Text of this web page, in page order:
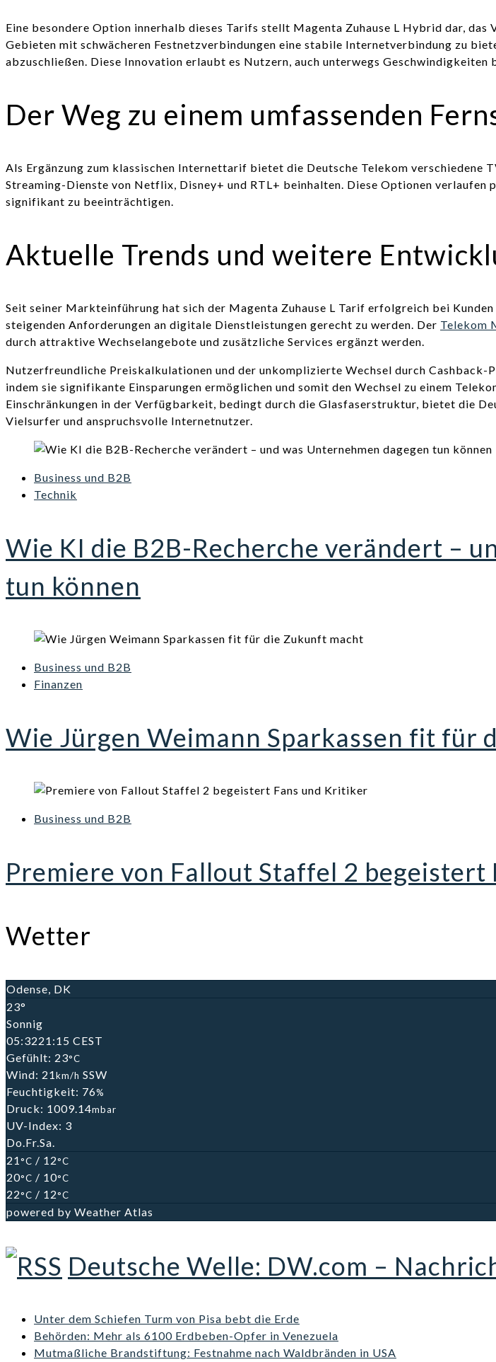
Eine besondere Option innerhalb dieses Tarifs stellt Magenta Zuhause L Hybrid dar,
Gebieten mit schwächeren Festnetzverbindungen eine stabile Internetverbindung zu
abzuschließen. Diese Innovation erlaubt es Nutzern, auch unterwegs Geschwindigkeiten
Der Weg zu einem umfassenden
Als Ergänzung zum klassischen Internettarif bietet die Deutsche Telekom verschiedene
Streaming-Dienste von Netflix, Disney+ und RTL+ beinhalten. Diese Optionen verlaufen
signifikant zu beeinträchtigen.
Aktuelle Trends und weitere
Seit seiner Markteinführung hat sich der Magenta Zuhause L Tarif erfolgreich bei
steigenden Anforderungen an digitale Dienstleistungen gerecht zu werden. Der Telekom
durch attraktive Wechselangebote und zusätzliche Services ergänzt werden.
Nutzerfreundliche Preiskalkulationen und der unkomplizierte Wechsel durch
indem sie signifikante Einsparungen ermöglichen und somit den Wechsel zu einem
Einschränkungen in der Verfügbarkeit, bedingt durch die Glasfaserstruktur, bietet die
Vielsurfer und anspruchsvolle Internetnutzer.
Business und B2B
Technik
Wie KI die B2B-Recherche verändert –
tun können
Business und B2B
Finanzen
Wie Jürgen Weimann Sparkassen fit für
Business und B2B
Premiere von Fallout Staffel 2
Wetter
Odense, DK
23°
Sonnig
05:3221:15 CEST
Gefühlt: 23°C
Wind: 21km/h SSW
Feuchtigkeit: 76%
Druck: 1009.14mbar
UV-Index: 3
Do.Fr.Sa.
21 °C / 12°C
20°C / 10°C
22°C / 12°C
powered by Weather Atlas
Deutsche Welle: DW.com –
Unter dem Schiefen Turm von Pisa bebt die Erde
Behörden: Mehr als 6100 Erdbeben-Opfer in Venezuela
Mutmaßliche Brandstiftung: Festnahme nach Waldbränden in USA